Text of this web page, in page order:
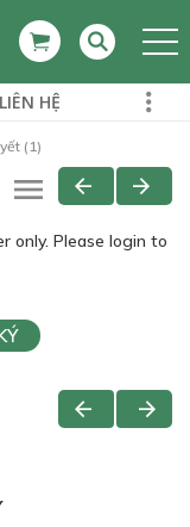
LIÊN HỆ
(1)
only. Please login to